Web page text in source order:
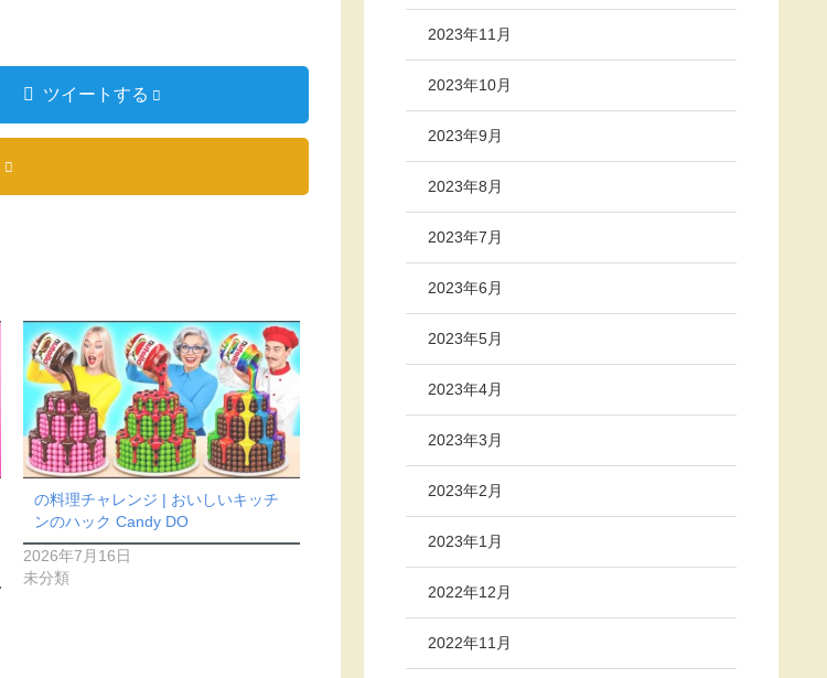
ツイートする
の料理チャレンジ | おいしいキッチ
ンのハック Candy DO
2026年7月16日
未分類
2023年11月
2023年10月
2023年9月
2023年8月
2023年7月
2023年6月
2023年5月
2023年4月
2023年3月
2023年2月
2023年1月
2022年12月
2022年11月